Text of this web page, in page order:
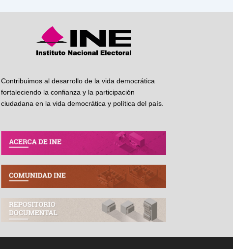
Contribuimos al desarrollo de la vida democrática
fortaleciendo la confianza y la participación
ciudadana en la vida democrática y política del país.